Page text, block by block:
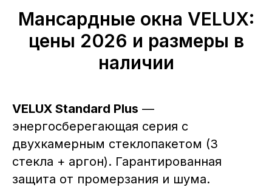
Мансардные окна VELUX:
цены 2026 и размеры в
наличии
VELUX Standard Plus —
энергосберегающая серия с
двухкамерным стеклопакетом (3
стекла + аргон). Гарантированная
защита от промерзания и шума.